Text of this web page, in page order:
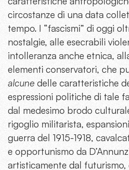
circostanze di una data
tempo. I “fascismi” di oggi
nostalgie, alle esecrabili
intolleranza anche etnica,
elementi conservatori, che
alcune delle caratteristiche
espressioni politiche di tale
dal medesimo brodo
rigoglio militarista,
guerra del 1915-1918,
e opportunismo da
artisticamente dal futurismo,